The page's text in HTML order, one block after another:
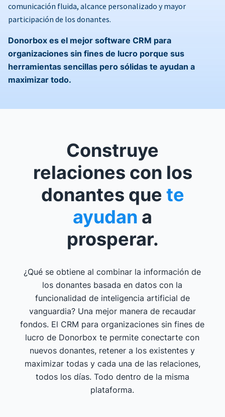
comunicación fluida, alcance personalizado y mayor
participación de los donantes.
Donorbox es el mejor software CRM para
organizaciones sin fines de lucro porque sus
herramientas sencillas pero sólidas te ayudan a
maximizar todo.
Construye
relaciones con los
donantes que te
ayudan a
prosperar.
¿Qué se obtiene al combinar la información de
los donantes basada en datos con la
funcionalidad de inteligencia artificial de
vanguardia? Una mejor manera de recaudar
fondos. El CRM para organizaciones sin fines de
lucro de Donorbox te permite conectarte con
nuevos donantes, retener a los existentes y
maximizar todas y cada una de las relaciones,
todos los días. Todo dentro de la misma
plataforma.